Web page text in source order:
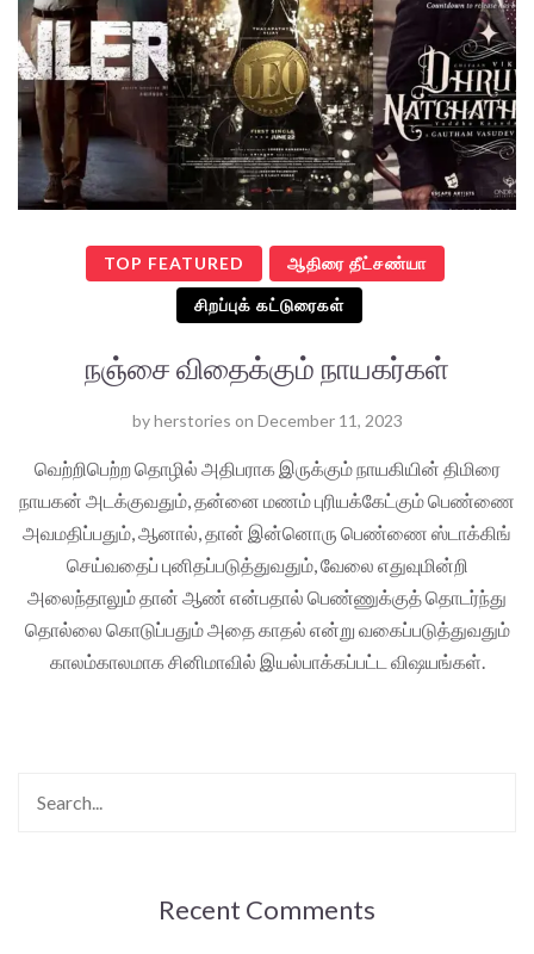
TOP FEATURED ஆதிரை தீட்சண்யா
சிறப்புக் கட்டுரைகள்
நஞ்சை விதைக்கும் நாயகர்கள்
byherstories on December 11, 2023
வெற்றிபெற்ற தொழில் அதிபராக இருக்கும் நாயகியின் திமிரை
நாயகன் அடக்குவதும், தன்னை மணம் புரியக்கேட்கும் பெண்ணை
அவமதிப்பதும், ஆனால், தான் இன்னொரு பெண்ணை ஸ்டாக்கிங்
செய்வதைப் புனிதப்படுத்துவதும், வேலை எதுவுமின்றி
அலைந்தாலும் தான் ஆண் என்பதால் பெண்ணுக்குத் தொடர்ந்து
தொல்லை கொடுப்பதும் அதை காதல் என்று வகைப்படுத்துவதும்
காலம்காலமாக சினிமாவில் இயல்பாக்கப்பட்ட விஷயங்கள்.
Recent Comments